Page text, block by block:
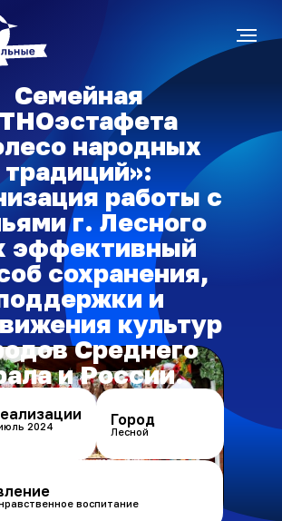
Семейная
народных
традиций»:
работы с
г. Лесного
эффективный
сохранения,
и
культур
Среднего
и России.
2024
Город
Лесной
воспитание